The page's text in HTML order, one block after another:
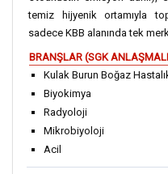
temiz hijyenik ortamıyla
sadece KBB alanında tek
BRANŞLAR (SGK
Kulak Burun Boğaz
Biyokimya
Radyoloji
Mikrobiyoloji
Acil